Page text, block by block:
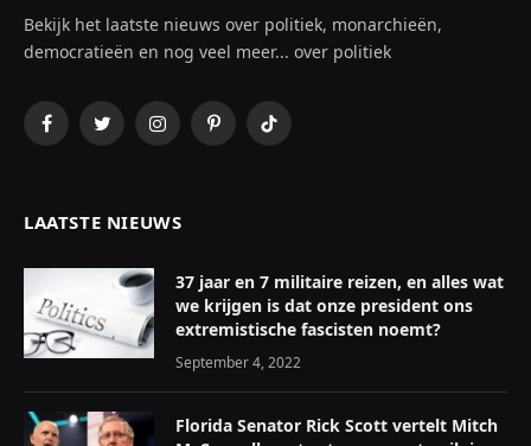
Bekijk het laatste nieuws over politiek, monarchieën,
democratieën en nog veel meer... over politiek
FacebookTwitterInstagramPinterestTikTok
LAATSTE NIEUWS
37 jaar en 7 militaire reizen, en alles wat
we krijgen is dat onze president ons
extremistische fascisten noemt?
September 4, 2022
Florida Senator Rick Scott vertelt Mitch